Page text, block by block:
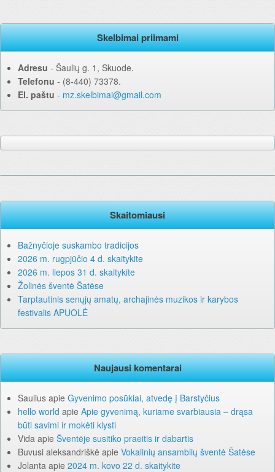
Skelbimai priimami
Adresu ‐ Šaulių g. 1, Skuode.
Telefonu ‐ (8-440) 73378.
El. paštu ‐ mz.skelbimai@gmail.com
Skaitomiausi
Bažnyčioje suskambo tradicijos
2026 m. rugpjūčio 4 d. skaitykite
2026 m. liepos 31 d. skaitykite
Žolinės šventė Šatėse
Tarptautinis senųjų amatų, archajinės muzikos ir karybos
festivalis APUOLĖ
Naujausi komentarai
Saulius apie Gyvenimo posūkiai, atvedę į Barstyčius
hello world apie Apie gyvenimą, kuriame svarbiausia – drąsa
būti savimi ir mokėti klysti
Vida apie Šventėje susitiko praeitis ir dabartis
Buvusi aleksandriškė apie Vokalinių ansamblių šventė Šatėse
Jolanta apie 2024 m. kovo 22 d. skaitykite